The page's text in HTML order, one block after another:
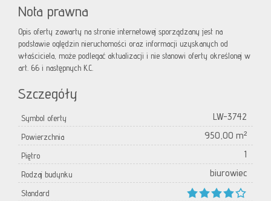
Nota prawna
Opis oferty zawarty na stronie internetowej sporządzany jest na
podstawie oględzin nieruchomości oraz informacji uzyskanych od
właściciela, może podlegać aktualizacji i nie stanowi oferty określonej w
art. 66 i następnych K.C.
Szczegóły
Symbol oferty LW-3742
Powierzchnia 950,00 m²
Piętro 1
Rodzaj budynku biurowiec
Standard